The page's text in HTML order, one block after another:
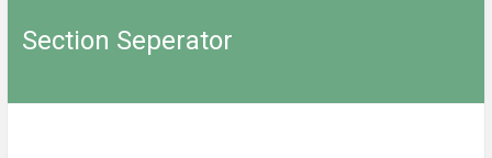
Section Seperator